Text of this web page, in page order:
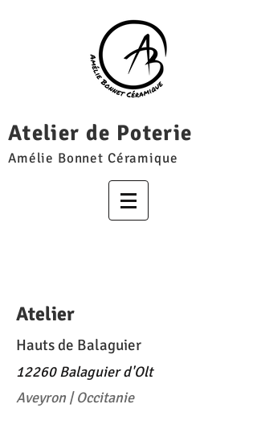
Atelier de Poterie
Amélie Bonnet Céramique
Atelier
Hauts de Balaguier
12260 Balaguier d'Olt
Aveyron | Occitanie